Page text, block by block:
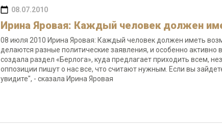
08.07.2010
Ирина Яровая: Каждый человек должен
08 июля 2010 Ирина Яровая: Каждый человек должен иметь
делаются разные политические заявления, и особенно активно
создала раздел «Берлога», куда предлагает приходить всем,
оппозиции пишут о нас все, что считают нужным. Если вы
увидите", - сказала Ирина Яровая